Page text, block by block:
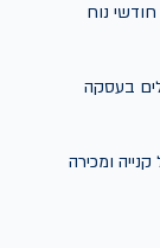
נוח
בעסקה
ומכירה